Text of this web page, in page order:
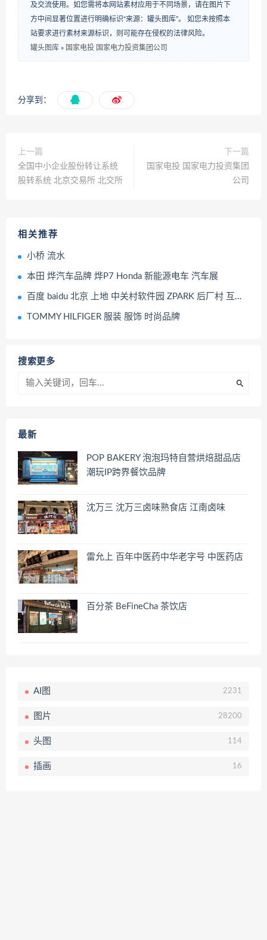
及交流使用。如您需将本网站素材应用于不同场景，请在图片下
方中间显著位置进行明确标识“来源：罐头图库”。 如您未按照本
站要求进行素材来源标识，则可能存在侵权的法律风险。
罐头图库 » 国家电投 国家电力投资集团公司
分享到：
上一篇
全国中小企业股份转让系统
股转系统 北京交易所 北交所
下一篇
国家电投 国家电力投资集团
公司
相关推荐
小桥 流水
本田 烨汽车品牌 烨P7 Honda 新能源电车 汽车展
百度 baidu 北京 上地 中关村软件园 ZPARK 后厂村 互联网 大厂
TOMMY HILFIGER 服装 服饰 时尚品牌
搜索更多
最新
POP BAKERY 泡泡玛特自营烘焙甜品店
潮玩IP跨界餐饮品牌
沈万三 沈万三卤味熟食店 江南卤味
雷允上 百年中医药中华老字号 中医药店
百分茶 BeFineCha 茶饮店
AI图 2231
图片 28200
头图 114
插画 16